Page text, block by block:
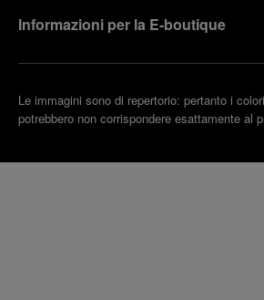
Informazioni per la E-boutique
Le immagini sono di repertorio: pertanto i
potrebbero non corrispondere esattamente al